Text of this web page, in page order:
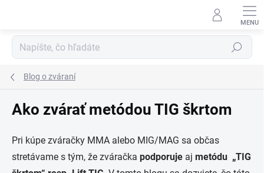
Hľadať
Blog o zváraní
Ako zvárať metódou TIG škrtom
Pri kúpe zváračky MMA alebo MIG/MAG sa občas
stretávame s tým, že zváračka podporuje aj metódu „TIG